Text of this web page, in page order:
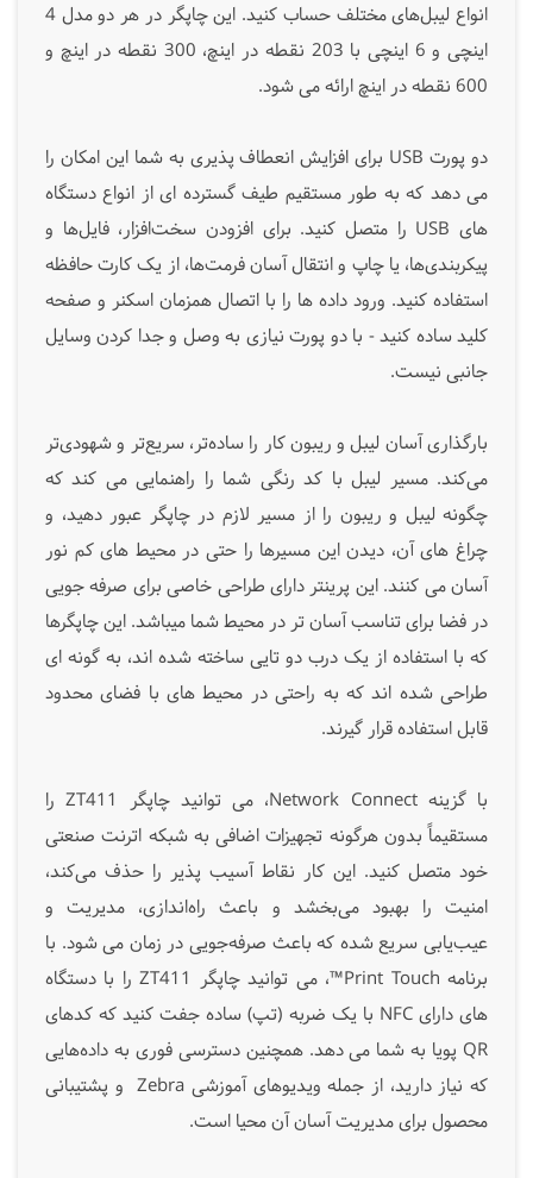
انواع لیبل‌های مختلف حساب کنید. این چاپگر در هر دو مدل 4
اینچی و 6 اینچی با 203 نقطه در اینچ، 300 نقطه در اینچ و
600 نقطه در اینچ ارائه می شود.
دو پورت USB برای افزایش انعطاف پذیری به شما این امکان را
می دهد که به طور مستقیم طیف گسترده ای از انواع دستگاه
های USB را متصل کنید. برای افزودن سخت‌افزار، فایل‌ها و
پیکربندی‌ها، یا چاپ و انتقال آسان فرمت‌ها، از یک کارت حافظه
استفاده کنید. ورود داده ها را با اتصال همزمان اسکنر و صفحه
کلید ساده کنید - با دو پورت نیازی به وصل و جدا کردن وسایل
جانبی نیست.
بارگذاری آسان لیبل و ریبون کار را ساده‌تر، سریع‌تر و شهودی‌تر
می‌کند. مسیر لیبل با کد رنگی شما را راهنمایی می کند که
چگونه لیبل و ریبون را از مسیر لازم در چاپگر عبور دهید، و
چراغ های آن، دیدن این مسیرها را حتی در محیط های کم نور
آسان می کنند. این پرینتر دارای طراحی خاصی برای صرفه جویی
در فضا برای تناسب آسان تر در محیط شما میباشد. این چاپگرها
که با استفاده از یک درب دو تایی ساخته شده اند، به گونه ای
طراحی شده اند که به راحتی در محیط های با فضای محدود
قابل استفاده قرار گیرند.
با گزینه Network Connect، می توانید چاپگر ZT411 را
مستقیماً بدون هرگونه تجهیزات اضافی به شبکه اترنت صنعتی
خود متصل کنید. این کار نقاط آسیب‌ پذیر را حذف می‌کند،
امنیت را بهبود می‌بخشد و باعث راه‌اندازی، مدیریت و
عیب‌یابی سریع شده که باعث صرفه‌جویی در زمان می شود. با
برنامه Print Touch™، می توانید چاپگر ZT411 را با دستگاه
های دارای NFC با یک ضربه (تپ) ساده جفت کنید که کدهای
QR پویا به شما می دهد. همچنین دسترسی فوری به داده‌هایی
که نیاز دارید، از جمله ویدیوهای آموزشی Zebra و پشتیبانی
محصول برای مدیریت آسان آن محیا است.